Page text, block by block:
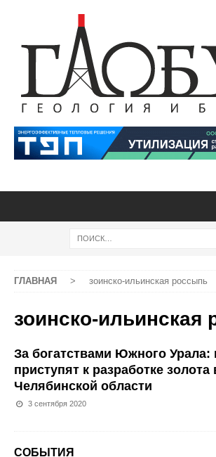
ГЛАВНАЯ > зоинско-ильинская россыпь
зоинско-ильинская
За богатствами Южного Урала:
приступят к разработке золота
Челябинской области
3 сентября 2020
СОБЫТИЯ